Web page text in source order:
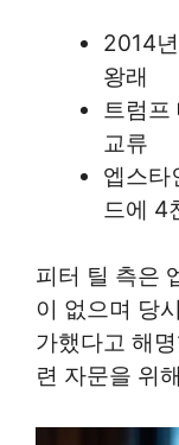
2014
왕래
트럼프
교류
엡스타
드에 4
피터 틸 측은
이 없으며 당
가했다고 해
련 자문을 위